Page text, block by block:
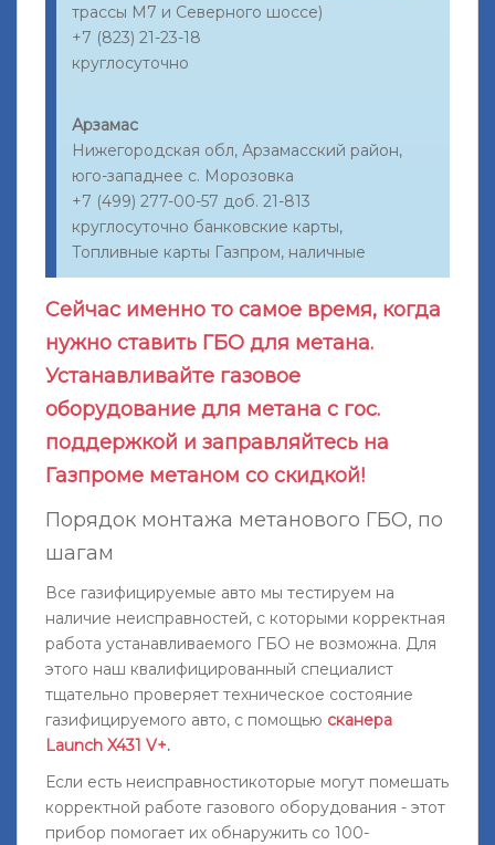
трассы М7 и Северного шоссе)
+7 (823) 21-23-18
круглосуточно
Арзамас
Нижегородская обл, Арзамасский район,
юго-западнее с. Морозовка
+7 (499) 277-00-57 доб. 21-813
круглосуточно банковские карты,
Топливные карты Газпром, наличные
Сейчас именно то самое время, когда
нужно ставить ГБО для метана.
Устанавливайте газовое
оборудование для метана с гос.
поддержкой и заправляйтесь на
Газпроме метаном со скидкой!
Порядок монтажа метанового ГБО, по
шагам
Все газифицируемые авто мы тестируем на
наличие неисправностей, с которыми корректная
работа устанавливаемого ГБО не возможна. Для
этого наш квалифицированный специалист
тщательно проверяет техническое состояние
газифицируемого авто, с помощью сканера
Launch X431 V+.
Если есть неисправностикоторые могут помешать
корректной работе газового оборудования - этот
прибор помогает их обнаружить со 100-